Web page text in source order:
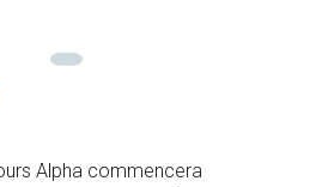
Alpha commencera